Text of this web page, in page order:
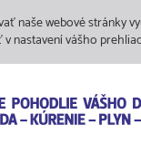
naše webové stránky
nastavení vášho